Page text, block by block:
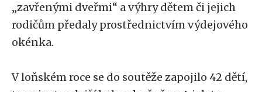
„zavřenými dveřmi“ a výhry dětem či jejich
rodičům předaly prostřednictvím výdejového
okénka.
V loňském roce se do soutěže zapojilo 42 dětí,